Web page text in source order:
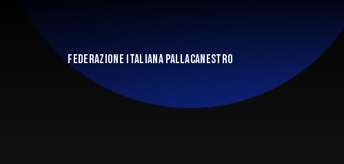
FEDERAZIONE ITALIANA PALLACANESTRO